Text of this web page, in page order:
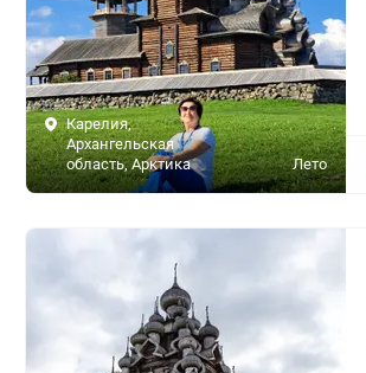
Карелия,
Архангельская
область, Арктика
Лето